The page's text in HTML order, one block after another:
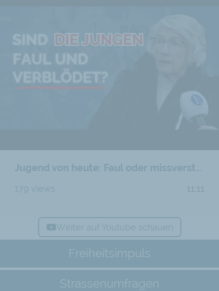
Freiheitsimpuls
Strassenumfragen
Jugend von heute: Faul oder missverstanden?
179 views 11:11
Weiter auf Youtube schauen